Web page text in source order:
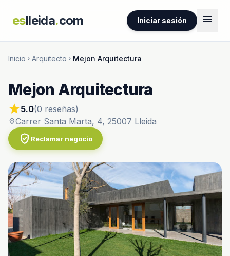
eslleida.com Iniciar sesión menu
Inicio chevron_right Arquitecto chevron_right Mejon Arquitectura
Mejon Arquitectura
star5.0(0 reseñas)
location_onCarrer Santa Marta, 4, 25007 Lleida
verified_user Reclamar negocio